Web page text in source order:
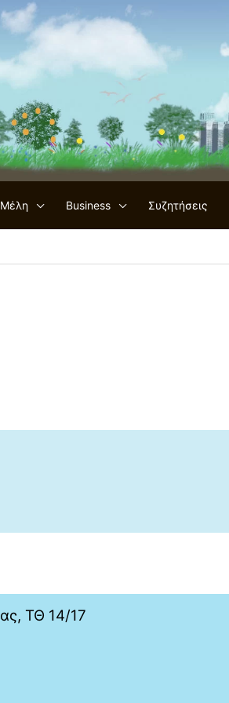
Μέλη Business Συζητήσεις
ΤΘ 14/17